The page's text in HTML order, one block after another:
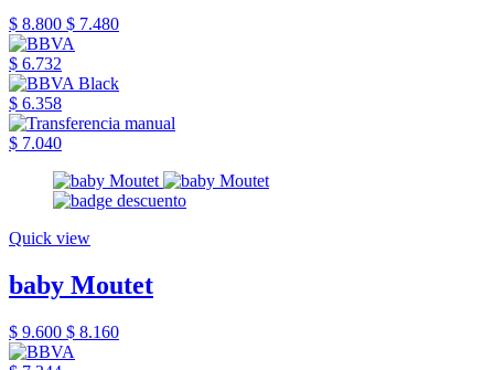
$ 8.800 $ 7.480
$ 6.732
$ 6.358
$ 7.040
Quick view
baby Moutet
$ 9.600 $ 8.160